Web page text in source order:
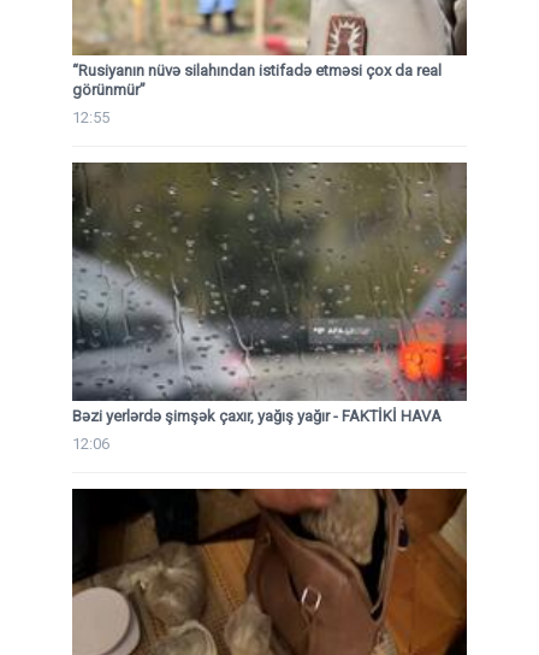
“Rusiyanın nüvə silahından istifadə etməsi çox da real
görünmür”
12:55
Bəzi yerlərdə şimşək çaxır, yağış yağır - FAKTİKİ HAVA
12:06